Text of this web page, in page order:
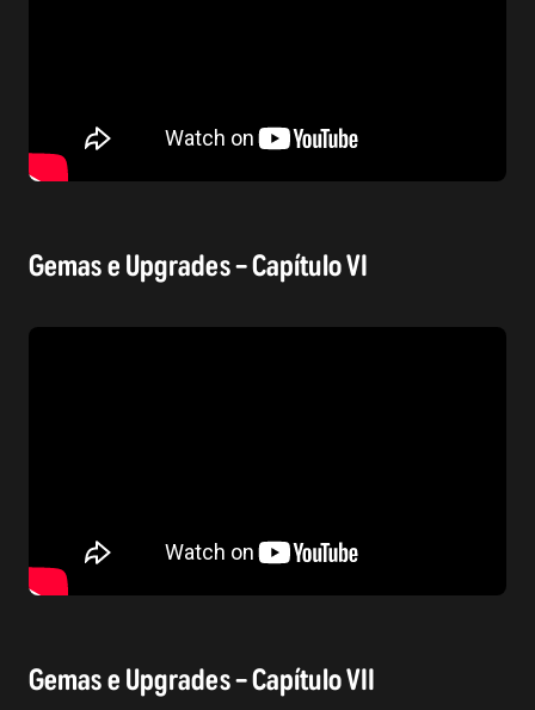
Gemas e Upgrades – Capítulo VI
Gemas e Upgrades – Capítulo VII